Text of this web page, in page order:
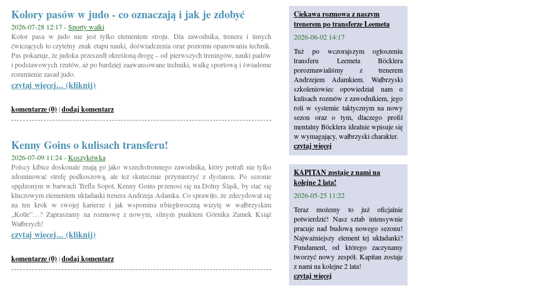
Kolory pasów w judo - co oznaczają i jak je zdobyć
2026-07-28 12:17 -Sporty walki
Kolor pasa w judo nie jest tylko elementem stroju. Dla zawodnika, trenera i innych
ćwiczących to czytelny znak etapu nauki, doświadczenia oraz poziomu opanowania technik.
Pas pokazuje, że judoka przeszedł określoną drogę – od pierwszych treningów, nauki padów
i podstawowych rzutów, aż po bardziej zaawansowane techniki, walkę sportową i świadome
rozumienie zasad judo.
czytaj więcej... (kliknij)
komentarze (0)|dodaj komentarz
Kenny Goins o kulisach transferu!
2026-07-09 11:24 -Koszykówka
Polscy kibice doskonale znają go jako wszechstronnego zawodnika, który potrafi nie tylko
zdominować strefę podkoszową, ale też skutecznie przymierzyć z dystansu. Po sezonie
spędzonym w barwach Trefla Sopot, Kenny Goins przenosi się na Dolny Śląsk, by stać się
kluczowym elementem układanki trenera Andrzeja Adamka. Co sprawiło, że zdecydował się
na ten krok w swojej karierze i jak wspomina ubiegłoroczną wizytę w wałbrzyskim
„Kotle”…? Zapraszamy na rozmowę z nowym, silnym punktem Górnika Zamek Książ
Wałbrzych!
czytaj więcej... (kliknij)
komentarze (0)|dodaj komentarz
Ciekawa rozmowa z naszym
trenerem po transferze Leemeta
2026-06-02 14:17
Tuż po wczorajszym ogłoszeniu
transferu Leemeta Böcklera
porozmawialiśmy z trenerem
Andrzejem Adamkiem. Wałbrzyski
szkoleniowiec opowiedział nam o
kulisach rozmów z zawodnikiem, jego
roli w systemie taktycznym na nowy
sezon oraz o tym, dlaczego profil
mentalny Böcklera idealnie wpisuje się
w wymagający, wałbrzyski charakter.
czytaj więcej
KAPITAN zostaje z nami na
kolejne 2 lata!
2026-05-25 11:22
Teraz możemy to już oficjalnie
potwierdzić! Nasz sztab intensywnie
pracuje nad budową nowego sezonu!
Najważniejszy element tej układanki?
Fundament, od którego zaczynamy
tworzyć nowy zespół. Kapitan zostaje
z nami na kolejne 2 lata!
czytaj więcej